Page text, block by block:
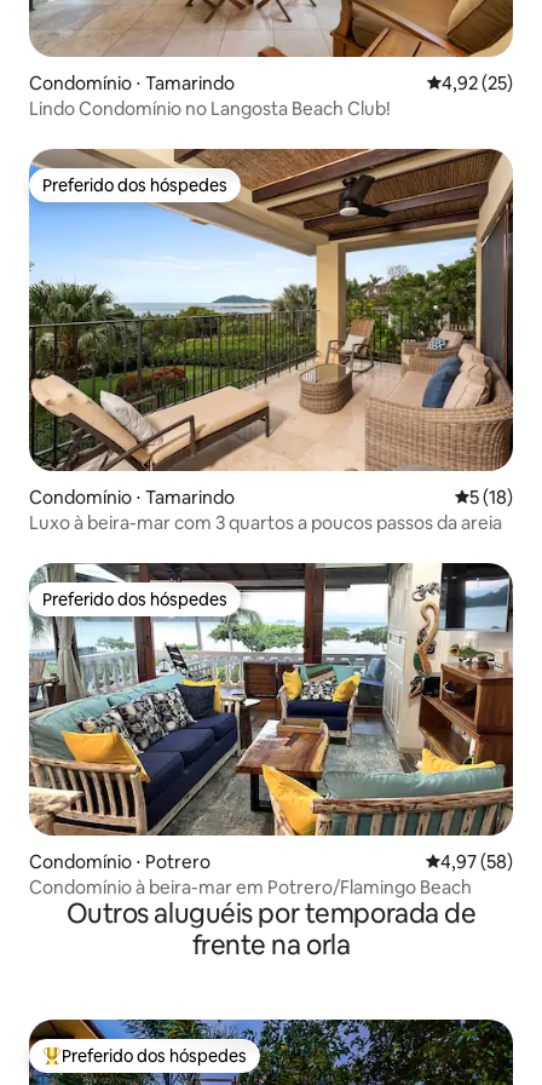
Condomínio ⋅ Tamarindo 4,92 de uma
4,92 (25)
Lindo Condomínio no Langosta Beach Club!
Preferido dos hóspedes
Preferido dos hóspedes
Condomínio ⋅ Tamarindo 5 de uma
5 (18)
Luxo à beira-mar com 3 quartos a poucos passos da areia
Preferido dos hóspedes
Preferido dos hóspedes
Condomínio ⋅ Potrero 4,97 de uma
4,97 (58)
Condomínio à beira-mar em Potrero/Flamingo Beach
Outros aluguéis por temporada de
frente na orla
Entre os melhores preferidos dos hóspedes
Preferido dos hóspedes